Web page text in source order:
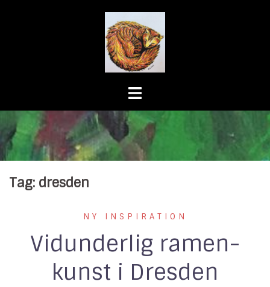
Tag: dresden
NY INSPIRATION
Vidunderlig ramen-
kunst i Dresden